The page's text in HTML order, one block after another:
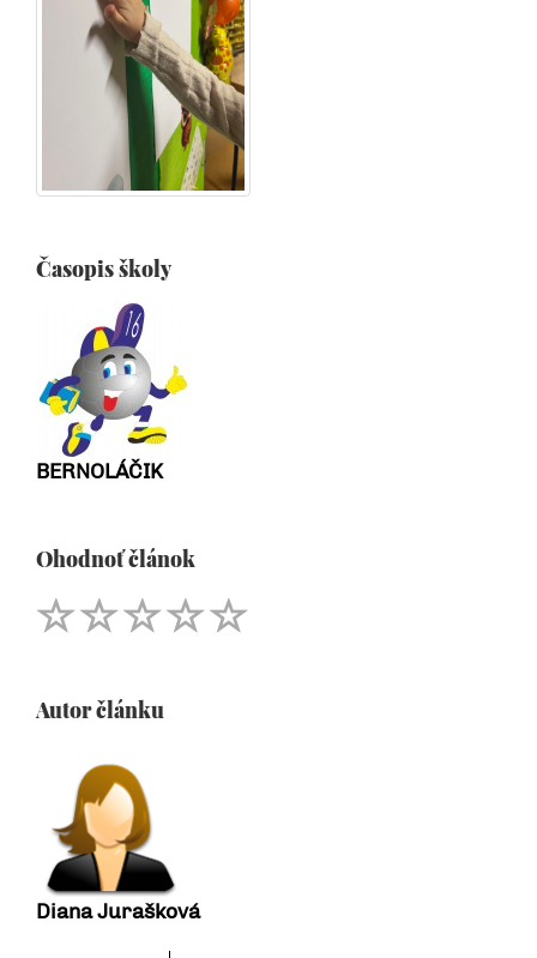
Časopis školy
BERNOLÁČIK
Ohodnoť článok
Autor článku
Diana Jurašková